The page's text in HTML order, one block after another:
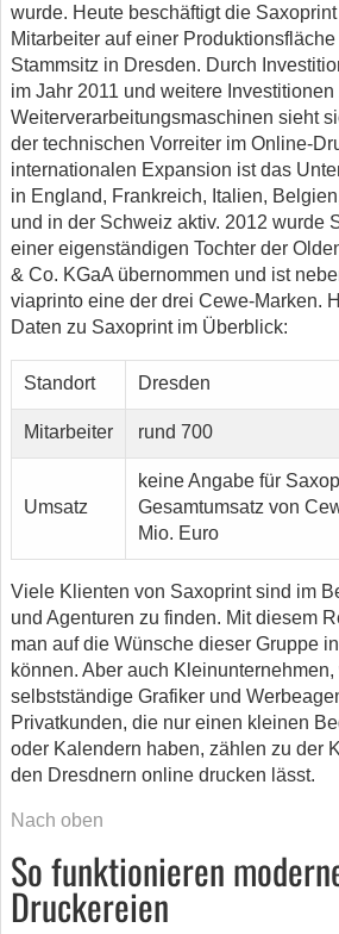
wurde. Heute beschäftigt die
Mitarbeiter auf einer Produktionsfläche
Stammsitz in Dresden. Durch
im Jahr 2011 und weitere
Weiterverarbeitungsmaschinen sieht
der technischen Vorreiter im Online-
internationalen Expansion ist das
in England, Frankreich, Italien,
und in der Schweiz aktiv. 2012 wurde
einer eigenständigen Tochter der
& Co. KGaA übernommen und ist
viaprinto eine der drei Cewe-Marken.
Daten zu Saxoprint im Überblick:
Standort Dresden
Mitarbeiter rund 700
Umsatz
keine Angabe für
Gesamtumsatz von
Mio. Euro
Viele Klienten von Saxoprint sind im
und Agenturen zu finden. Mit diesem
man auf die Wünsche dieser Gruppe
können. Aber auch
selbstständige Grafiker und
Privatkunden, die nur einen kleinen
oder Kalendern haben, zählen zu der
den Dresdnern online drucken lässt.
Nach oben
So funktionieren
Druckereien